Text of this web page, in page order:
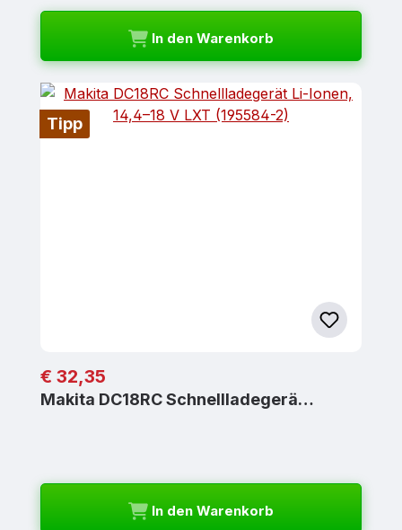
In den Warenkorb
Tipp
Regulärer Preis:
€ 32,35
Makita DC18RC Schnellladegerä…
In den Warenkorb